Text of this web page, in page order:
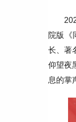
院版《
长、著
仰望夜
息的掌